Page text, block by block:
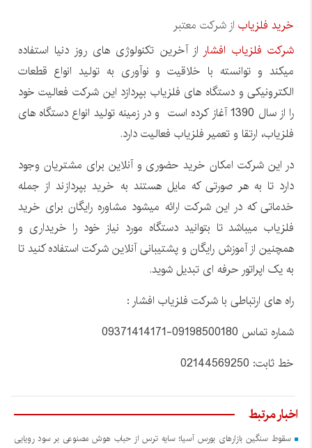
خرید فلزیاباز شرکت معتبر
شرکت فلزیاب افشار از آخرین تکنولوژی های روز دنیا استفاده
میکند و توانسته با خلاقیت و نوآوری به تولید انواع قطعات
الکترونیکی و دستگاه های فلزیاب بپردازد این شرکت فعالیت خود
را از سال 1390 آغاز کرده است و در زمینه تولید انواع دستگاه های
فلزیاب، ارتقا و تعمیر فلزیاب فعالیت دارد.
در این شرکت امکان خرید حضوری و آنلاین برای مشتریان وجود
دارد تا به هر صورتی که مایل هستند به خرید بپردازند از جمله
خدماتی که در این شرکت ارائه میشود مشاوره رایگان برای خرید
فلزیاب میباشد تا بتوانید دستگاه مورد نیاز خود را خریداری و
همچنین از آموزش رایگان و پشتیبانی آنلاین شرکت استفاده کنید تا
به یک اپراتور حرفه ای تبدیل شوید.
راه های ارتباطی با شرکت فلزیاب افشار :
شماره تماس 09198500180-09371414171
خط ثابت: 02144569250
اخبار مرتبط
سقوط سنگین بازارهای بورس آسیا؛ سایه ترس از حباب هوش مصنوعی بر سود رویایی